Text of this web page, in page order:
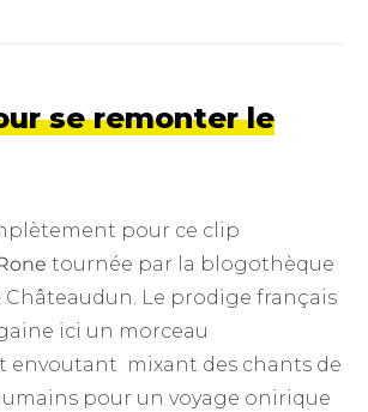
se remonter le
pour ce clip
tournée par la blogothèque
Châteaudun. Le prodige français
ici un morceau
envoutant mixant des chants de
pour un voyage onirique